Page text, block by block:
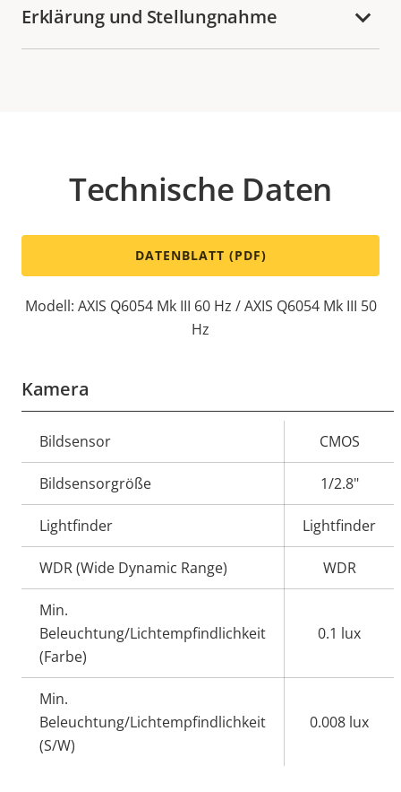
Erklärung und Stellungnahme
Technische Daten
DATENBLATT (PDF)
Modell: AXIS Q6054 Mk III 60 Hz / AXIS Q6054 Mk III 50
Hz
Kamera
Eigentumsbeschreibung Eigentumswert
Bildsensor CMOS
Bildsensorgröße 1/2.8"
Lightfinder Lightfinder
WDR (Wide Dynamic Range) WDR
Min.
Beleuchtung/Lichtempfindlichkeit
(Farbe)
0.1 lux
Min.
Beleuchtung/Lichtempfindlichkeit
(S/W)
0.008 lux